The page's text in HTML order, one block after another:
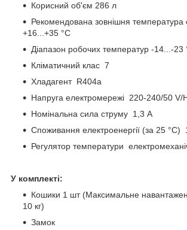
Корисний об'єм 286 л
Рекомендована зовнішня температура
+16...+35 °C
Діапазон робочих температур -14...-23
Кліматичний клас 7
Хладагент R404a
Напруга електромережі 220-240/50 V/
Номінальна сила струму 1,3 А
Споживання електроенергії (за 25 °C)
Регулятор температури
У комплекті:
Кошики 1 шт (Максимальне
10 кг)
Замок